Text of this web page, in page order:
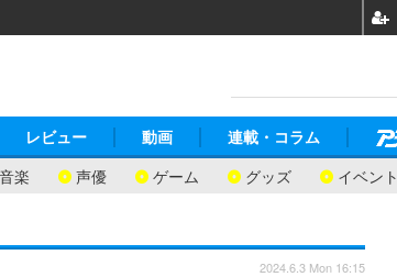
音楽 声優 ゲーム グッズ イベント
レビュー 動画 連載・コラム
2024.6.3 Mon 16:15